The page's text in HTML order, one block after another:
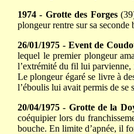
1974 - Grotte des Forges
plongeur rentre sur sa seconde
26/01/1975 - Event de
lequel le premier plongeur
l’extrémité du fil lui parvienne,
Le plongeur égaré se livre à
l’éboulis lui avait permis de se
20/04/1975 - Grotte de la
coéquipier lors du
bouche. En limite d’apnée, il